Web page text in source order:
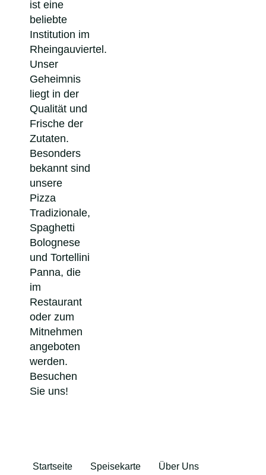
ist eine
beliebte
Institution im
Rheingauviertel.
Unser
Geheimnis
liegt in der
Qualität und
Frische der
Zutaten.
Besonders
bekannt sind
unsere
Pizza
Tradizionale,
Spaghetti
Bolognese
und Tortellini
Panna, die
im
Restaurant
oder zum
Mitnehmen
angeboten
werden.
Besuchen
Sie uns!
Startseite Speisekarte Über Uns